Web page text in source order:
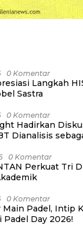
0 Komentar
Langkah
Sastra
0 Komentar
Hadirkan
Dianalisis
0 Komentar
Perkuat Tri
0 Komentar
Main Padel, Intip
Padel Day 2026!